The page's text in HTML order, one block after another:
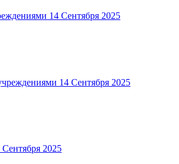
14 Сентября 2025
14 Сентября 2025
Сентября 2025